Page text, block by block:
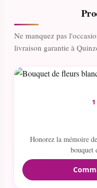
Ne manquez pas
livraison garantie à
Honorez la mémoire
bouquet